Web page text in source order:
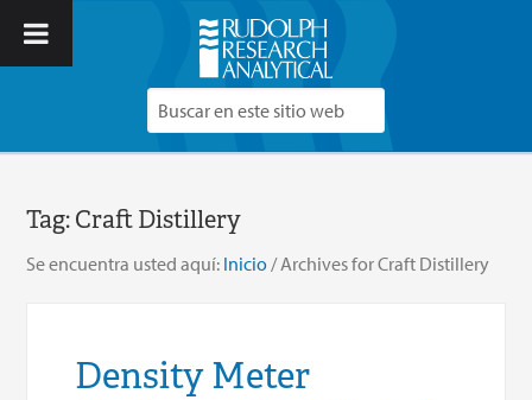
Tag:Craft Distillery
Se encuentra usted aquí: Inicio /Archives for Craft Distillery
Density Meter